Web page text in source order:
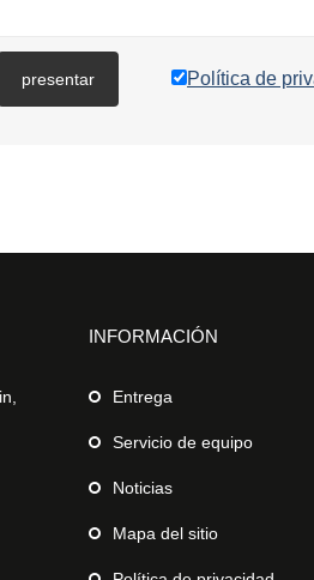
presentar Política de
INFORMACIÓN
Entrega
Servicio de equipo
Noticias
Mapa del sitio